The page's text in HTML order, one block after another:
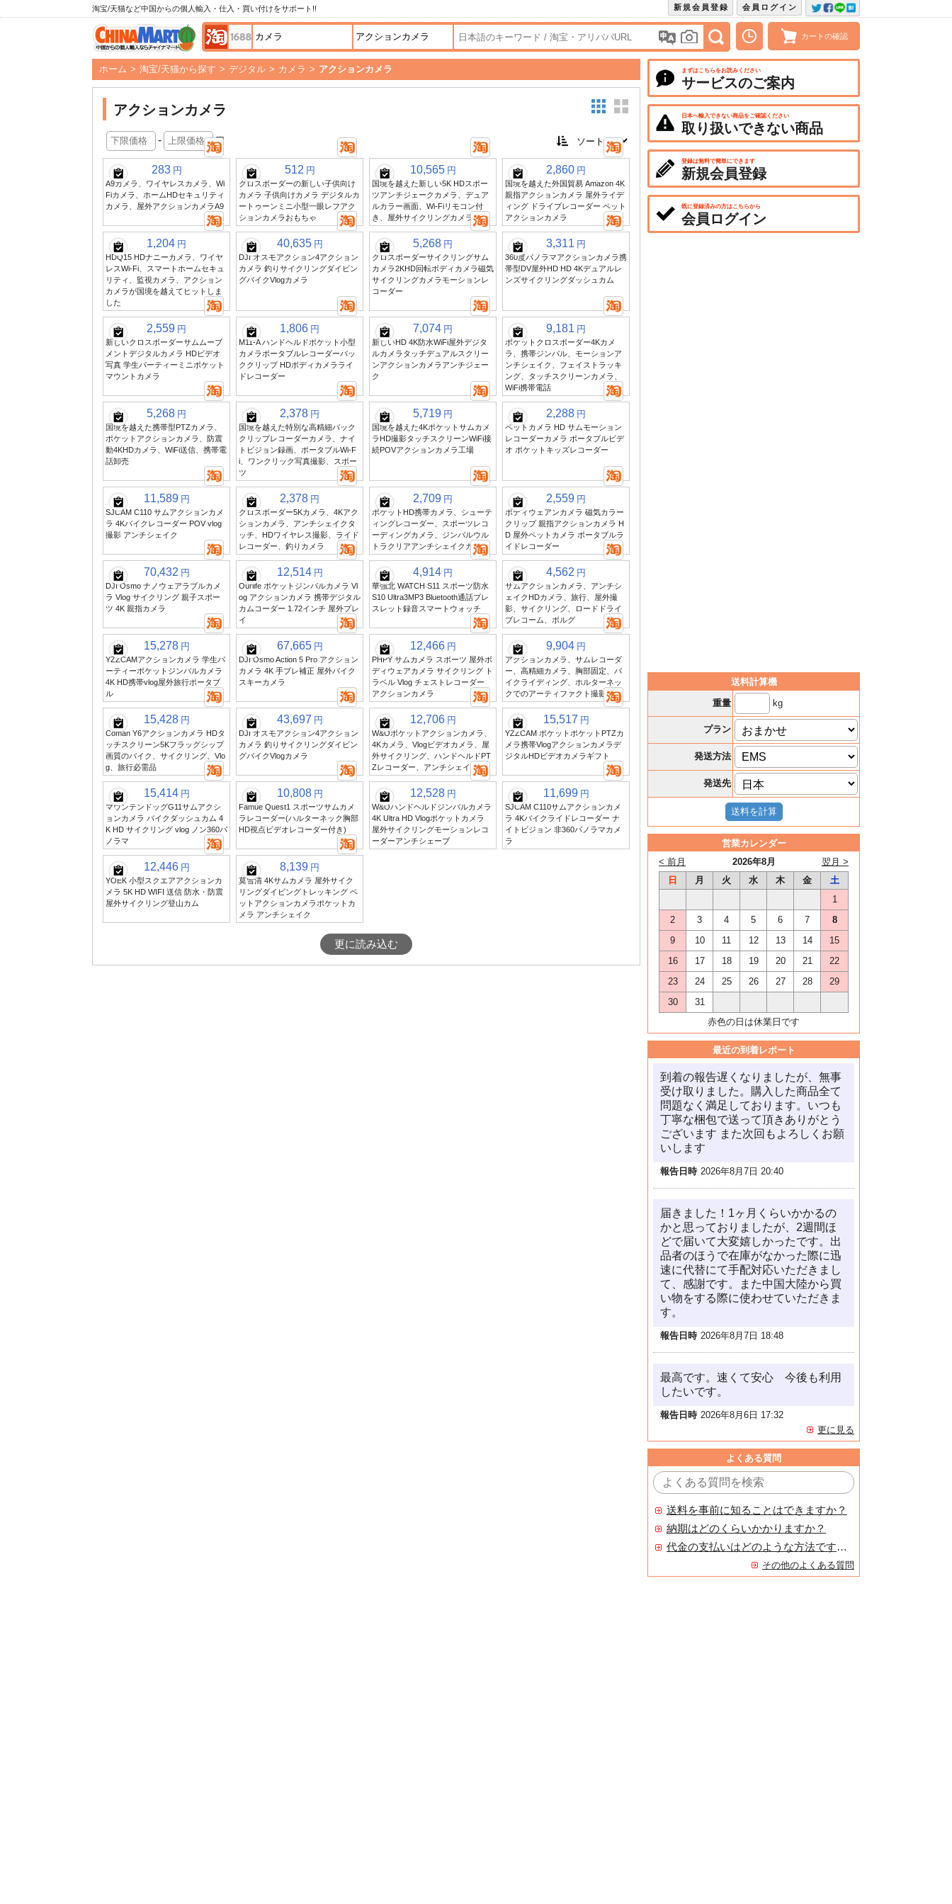
淘宝/天猫など中国からの個人輸入・仕入・買い付けをサポート!! 会員ログイン
新規会員登録
カートの確認
ホーム > 淘宝/天猫から探す > デジタル > カメラ > アクションカメラ
アクションカメラ
- 円
283 円
A9カメラ、ワイヤレスカメラ、Wi
Fiカメラ、ホームHDセキュリティ
カメラ、屋外アクションカメラA9
512 円
クロスボーダーの新しい子供向け
カメラ 子供向けカメラ デジタルカ
ートゥーンミニ小型一眼レフアク
ションカメラおもちゃ
10,565 円
国境を越えた新しい5K HDスポー
ツアンチジェークカメラ、デュア
ルカラー画面、Wi-Fiリモコン付
き、屋外サイクリングカメラ
2,860 円
国境を越えた外国貿易 Amazon 4K
親指アクションカメラ 屋外ライデ
ィング ドライブレコーダー ペット
アクションカメラ
1,204 円
HDQ15 HDナニーカメラ、ワイヤ
レスWi-Fi、スマートホームセキュ
リティ、監視カメラ、アクション
カメラが国境を越えてヒットしま
した
40,635 円
DJI オスモアクション4アクション
カメラ 釣りサイクリングダイビン
グバイクVlogカメラ
5,268 円
クロスボーダーサイクリングサム
カメラ2KHD回転ボディカメラ磁気
サイクリングカメラモーションレ
コーダー
3,311 円
360度パノラマアクションカメラ携
帯型DV屋外HD HD 4Kデュアルレ
ンズサイクリングダッシュカム
2,559 円
新しいクロスボーダーサムムーブ
メントデジタルカメラ HDビデオ
写真 学生パーティーミニポケット
マウントカメラ
1,806 円
M11-A ハンドヘルドポケット小型
カメラポータブルレコーダーバッ
ククリップ HDボディカメラライ
ドレコーダー
7,074 円
新しいHD 4K防水WiFi屋外デジタ
ルカメラタッチデュアルスクリー
ンアクションカメラアンチジェー
ク
9,181 円
ポケットクロスボーダー4Kカメ
ラ、携帯ジンバル、モーションア
ンチシェイク、フェイストラッキ
ング、タッチスクリーンカメラ、
WiFi携帯電話
5,268 円
国境を越えた携帯型PTZカメラ、
ポケットアクションカメラ、防震
動4KHDカメラ、WiFi送信、携帯電
話卸売
2,378 円
国境を越えた特別な高精細バック
クリップレコーダーカメラ、ナイ
トビジョン録画、ポータブルWi-F
i、ワンクリック写真撮影、スポー
ツ
5,719 円
国境を越えた4Kポケットサムカメ
ラHD撮影タッチスクリーンWiFi接
続POVアクションカメラ工場
2,288 円
ペットカメラ HD サムモーション
レコーダーカメラ ポータブルビデ
オ ポケットキッズレコーダー
11,589 円
SJCAM C110 サムアクションカメ
ラ 4Kバイクレコーダー POV vlog
撮影 アンチシェイク
2,378 円
クロスボーダー5Kカメラ、4Kアク
ションカメラ、アンチシェイクタ
ッチ、HDワイヤレス撮影、ライド
レコーダー、釣りカメラ
2,709 円
ポケットHD携帯カメラ、シューテ
ィングレコーダー、スポーツレコ
ーディングカメラ、ジンバルウル
トラクリアアンチシェイクカメラ
2,559 円
ボディウェアンカメラ 磁気カラー
クリップ 親指アクションカメラ H
D 屋外ペットカメラ ポータブルラ
イドレコーダー
70,432 円
DJI Osmo ナノウェアラブルカメ
ラ Vlog サイクリング 親子スポー
ツ 4K 親指カメラ
12,514 円
Ourlife ポケットジンバルカメラ Vl
og アクションカメラ 携帯デジタル
カムコーダー 1.72インチ 屋外プレ
イ
4,914 円
華強北 WATCH S11 スポーツ防水
S10 Ultra3MP3 Bluetooth通話ブレ
スレット録音スマートウォッチ
4,562 円
サムアクションカメラ、アンチシ
ェイクHDカメラ、旅行、屋外撮
影、サイクリング、ロードドライ
ブレコーム、ボルグ
15,278 円
YZZCAMアクションカメラ 学生パ
ーティーポケットジンバルカメラ
4K HD携帯vlog屋外旅行ポータブ
ル
67,665 円
DJI Osmo Action 5 Pro アクション
カメラ 4K 手ブレ補正 屋外バイク
スキーカメラ
12,466 円
PHPY サムカメラ スポーツ 屋外ボ
ディウェアカメラ サイクリング ト
ラベル Vlog チェストレコーダー
アクションカメラ
9,904 円
アクションカメラ、サムレコーダ
ー、高精細カメラ、胸部固定、バ
イクライディング、ホルターネッ
クでのアーティファクト撮影
15,428 円
Coman Y6アクションカメラ HDタ
ッチスクリーン5Kフラッグシップ
画質のバイク、サイクリング、Vlo
g、旅行必需品
43,697 円
DJI オスモアクション4アクション
カメラ 釣りサイクリングダイビン
グバイクVlogカメラ
12,706 円
W&Oポケットアクションカメラ、
4Kカメラ、Vlogビデオカメラ、屋
外サイクリング、ハンドヘルドPT
Zレコーダー、アンチシェイク
15,517 円
YZZCAM ポケットポケットPTZカ
メラ携帯Vlogアクションカメラデ
ジタルHDビデオカメラギフト
15,414 円
マウンテンドッグG11サムアクシ
ョンカメラ バイクダッシュカム 4
K HD サイクリング vlog ノン360パ
ノラマ
10,808 円
Famue Quest1 スポーツサムカメ
ラレコーダー(ハルターネック胸部
HD視点ビデオレコーダー付き)
12,528 円
W&Oハンドヘルドジンバルカメラ
4K Ultra HD Vlogポケットカメラ
屋外サイクリングモーションレコ
ーダーアンチシェーブ
11,699 円
SJCAM C110サムアクションカメ
ラ 4Kバイクライドレコーダー ナ
イトビジョン 非360パノラマカメ
ラ
12,446 円
YOEK 小型スクエアアクションカ
メラ 5K HD WIFI 送信 防水・防震
屋外サイクリング登山カム
8,139 円
莫雪清 4Kサムカメラ 屋外サイク
リングダイビングトレッキング ペ
ットアクションカメラポケットカ
メラ アンチシェイク
更に読み込む
まずはこちらをお読みください
サービスのご案内
日本へ輸入できない商品をご確認ください
取り扱いできない商品
登録は無料で簡単にできます
新規会員登録
既に登録済みの方はこちらから
会員ログイン
送料計算機
重量
kg
プラン
発送方法
発送先
営業カレンダー
2026年8月
< 前月
翌月 >
日
月 火 水 木 金
土
1
2
3 4 5 6 7
8
9
10 11 12 13 14
15
16
17 18 19 20 21
22
23
24 25 26 27 28
29
30
31
赤色の日は休業日です
最近の到着レポート
到着の報告遅くなりましたが、無事
受け取りました。購入した商品全て
問題なく満足しております。いつも
丁寧な梱包で送って頂きありがとう
ございます また次回もよろしくお願
いします
報告日時 2026年8月7日 20:40
届きました！1ヶ月くらいかかるの
かと思っておりましたが、2週間ほ
どで届いて大変嬉しかったです。出
品者のほうで在庫がなかった際に迅
速に代替にて手配対応いただきまし
て、感謝です。また中国大陸から買
い物をする際に使わせていただきま
す。
報告日時 2026年8月7日 18:48
最高です。速くて安心 今後も利用
したいです。
報告日時 2026年8月6日 17:32
更に見る
よくある質問
送料を事前に知ることはできますか？
納期はどのくらいかかりますか？
代金の支払いはどのような方法ですか？
その他のよくある質問